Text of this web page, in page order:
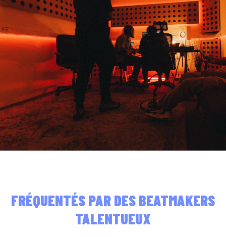
FRÉQUENTÉS PAR DES BEATMAKERS
TALENTUEUX